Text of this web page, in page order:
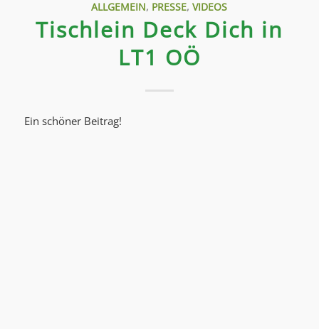
ALLGEMEIN, PRESSE,VIDEOS
Tischlein Deck Dich in
LT1 OÖ
Ein schöner Beitrag!